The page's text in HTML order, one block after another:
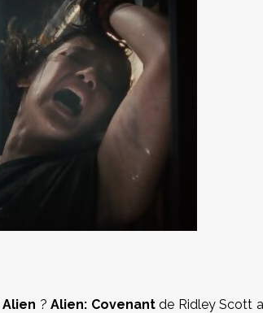
Alien ?Alien: Covenantde Ridley Scott